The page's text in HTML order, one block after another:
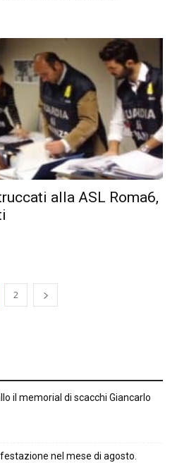
alla ASL Roma6,
2
il memorial di scacchi Giancarlo
nel mese di agosto.